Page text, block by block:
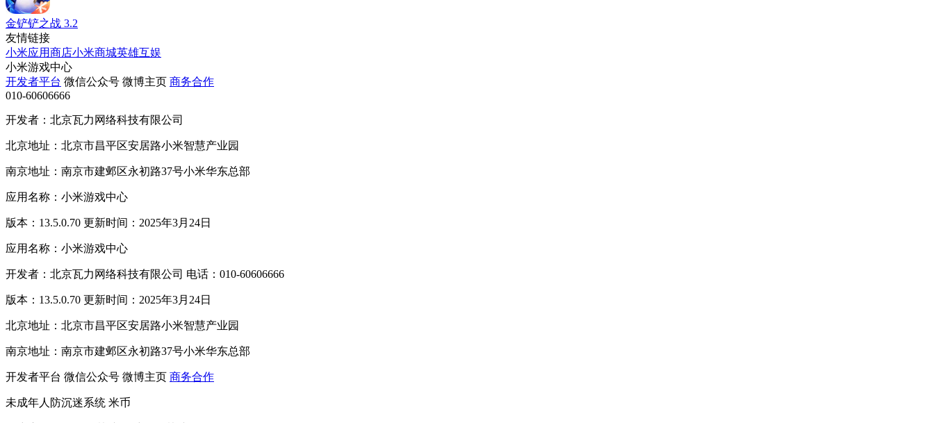
金铲铲之战 3.2
友情链接
小米应用商店小米商城英雄互娱
小米游戏中心
开发者平台 微信公众号 微博主页 商务合作
010-60606666
开发者：北京瓦力网络科技有限公司
北京地址：北京市昌平区安居路小米智慧产业园
南京地址：南京市建邺区永初路37号小米华东总部
应用名称：小米游戏中心
版本：13.5.0.70 更新时间：2025年3月24日
应用名称：小米游戏中心
开发者：北京瓦力网络科技有限公司 电话：010-60606666
版本：13.5.0.70 更新时间：2025年3月24日
北京地址：北京市昌平区安居路小米智慧产业园
南京地址：南京市建邺区永初路37号小米华东总部
开发者平台 微信公众号 微博主页 商务合作
未成年人防沉迷系统 米币